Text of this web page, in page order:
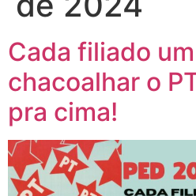
Cada filiado
chacoalhar o
pra cima!